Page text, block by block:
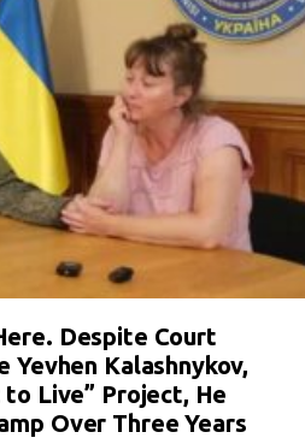
Despite Court
Yevhen Kalashnykov,
to Live” Project, He
Over Three Years